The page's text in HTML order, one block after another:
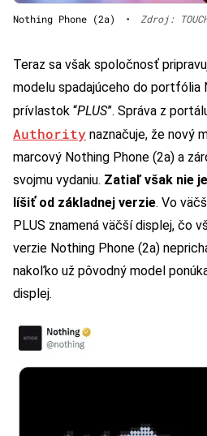
Nothing Phone (2a) • Zdroj:
Teraz sa však spoločnosť
modelu spadajúceho do portfólia
prívlastok “PLUS”. Správa z
Authority naznačuje, že nový
marcový Nothing Phone (2a) a
svojmu vydaniu. Zatiaľ však nie
líšiť od základnej verzie. Vo
PLUS znamená väčší displej, čo
verzie Nothing Phone (2a)
nakoľko už pôvodný model
displej.